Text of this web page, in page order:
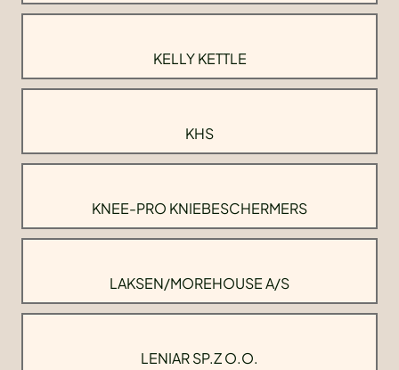
KELLY KETTLE
KHS
KNEE-PRO KNIEBESCHERMERS
LAKSEN/MOREHOUSE A/S
LENIAR SP.Z O.O.